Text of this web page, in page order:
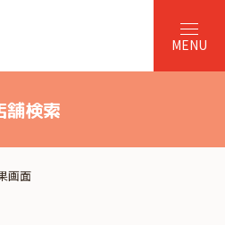
舗検索
画面